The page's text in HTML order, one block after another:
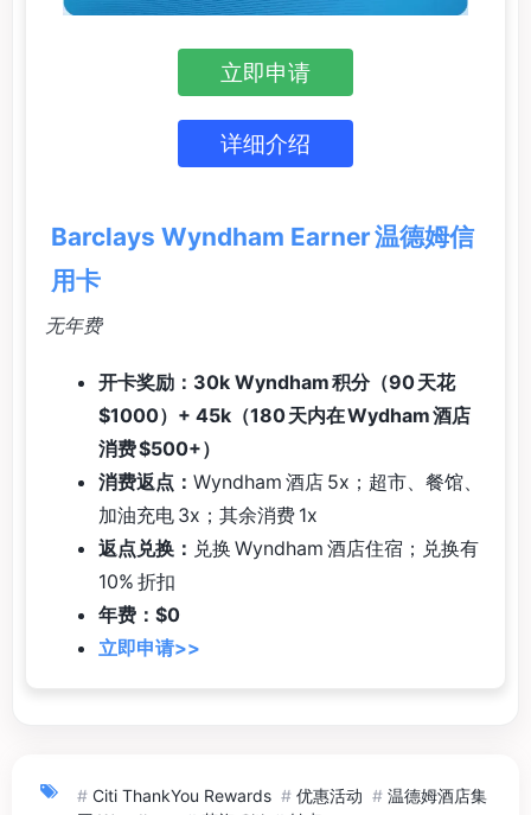
立即申请
详细介绍
Barclays Wyndham Earner 温德姆信
用卡
无年费
开卡奖励：30k Wyndham 积分（90 天花
$1000）+ 45k（180 天内在 Wydham 酒店
消费 $500+）
消费返点： Wyndham 酒店 5x；超市、餐馆、
加油充电 3x；其余消费 1x
返点兑换： 兑换 Wyndham 酒店住宿；兑换有
10% 折扣
年费：$0
立即申请>>
# Citi ThankYou Rewards # 优惠活动 # 温德姆酒店集